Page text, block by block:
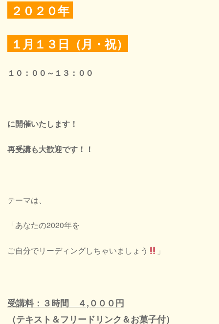
２０２０年
１月１３日（月・祝）
１０：００～１３：００
に開催いたします！
再受講も大歓迎です！！
テーマは、
「あなたの2020年を
ご自分でリーディングしちゃいましょう 」
受講料：３時間 ４,０００円
（テキスト＆フリードリンク＆お菓子付）